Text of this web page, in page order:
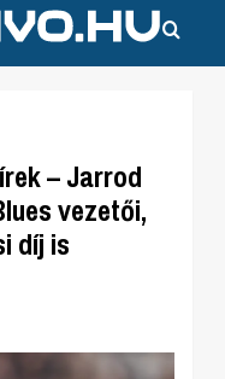
– Jarrod
vezetői,
díj is